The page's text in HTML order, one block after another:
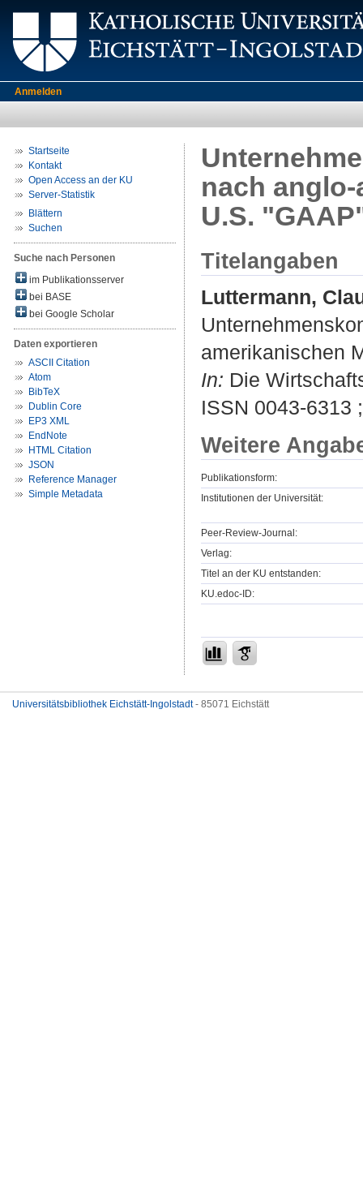
Anmelden
Startseite
Kontakt
Open Access an der KU
Server-Statistik
Blättern
Suchen
Suche nach Personen
im Publikationsserver
bei BASE
bei Google Scholar
Daten exportieren
ASCII Citation
Atom
BibTeX
Dublin Core
EP3 XML
EndNote
HTML Citation
JSON
Reference Manager
Simple Metadata
nach
U.S.
Titelangaben
Luttermann,
amerikanischen
In: Die
ISSN 0043-6313
Weitere
Publikationsform:
Institutionen der Universität:
Peer-Review-Journal:
Verlag:
Titel an der KU entstanden:
KU.edoc-ID:
Universitätsbibliothek Eichstätt-Ingolstadt- 85071 Eichstätt